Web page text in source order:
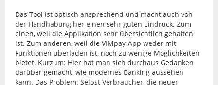
Das Tool ist optisch ansprechend und macht auch von
der Handhabung her einen sehr guten Eindruck. Zum
einen, weil die Applikation sehr übersichtlich gehalten
ist. Zum anderen, weil die VIMpay-App weder mit
Funktionen überladen ist, noch zu wenige Möglichkeiten
bietet. Kurzum: Hier hat man sich durchaus Gedanken
darüber gemacht, wie modernes Banking aussehen
kann. Das Problem: Selbst Verbraucher, die neuer